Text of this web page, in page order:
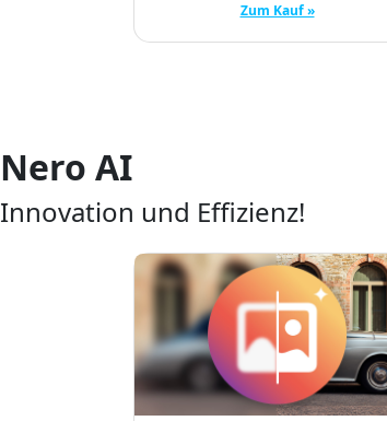
Zum Kauf »
Nero AI
Innovation und Effizienz!